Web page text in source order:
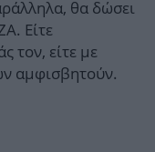
θα δώσει
Είτε
τον, είτε με
αμφισβητούν.